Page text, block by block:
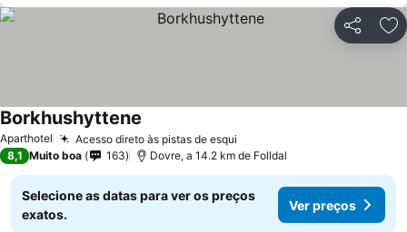
Partilhar
Aparthotel Acesso direto às pistas de esqui
Borkhushyttene
8,1 Muito boa 163 Dovre, a 14.2 km de Folldal
Selecione as datas para ver os preços
exatos.
Ver preços